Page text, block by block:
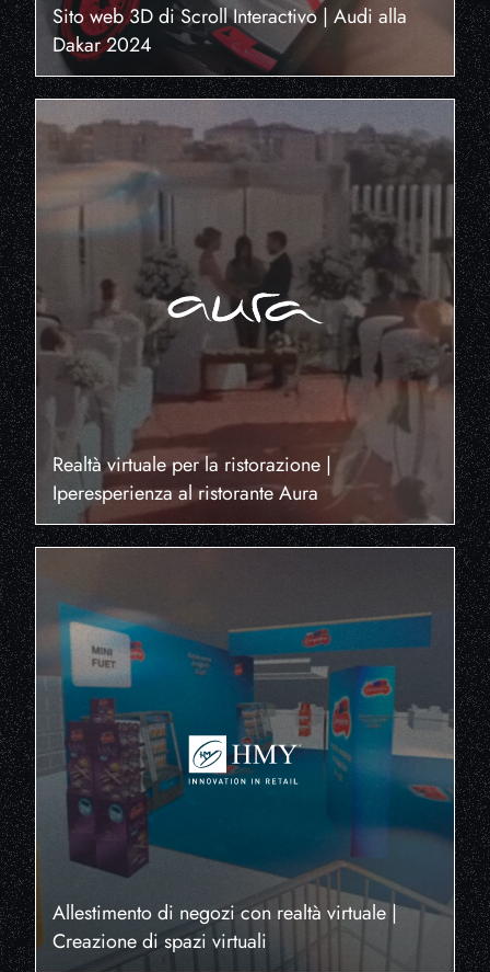
Sito web 3D di Scroll Interactivo | Audi alla
Dakar 2024
Realtà virtuale per la ristorazione |
Iperesperienza al ristorante Aura
Allestimento di negozi con realtà virtuale |
Creazione di spazi virtuali